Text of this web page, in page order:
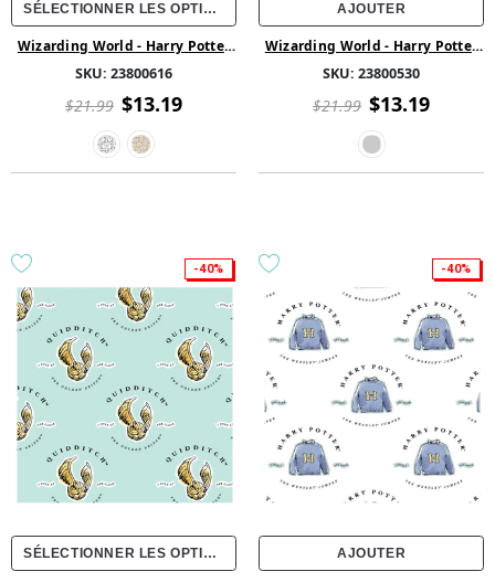
SÉLECTIONNER LES OPTIONS
Wizarding World - Harry Potter
- Coton
SKU: 23800616
$21.99 $13.19
AJOUTER
Wizarding World - Harry Potter
Reliques de la Mort
multidirectionnel - Gris
SKU: 23800530
$21.99 $13.19
-40%
SÉLECTIONNER LES OPTIONS
-40%
AJOUTER